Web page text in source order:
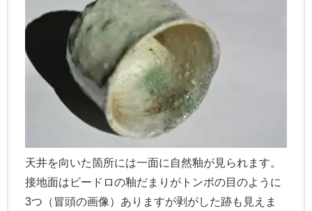
天井を向いた箇所には一面に自然釉が見られます。
接地面はビードロの釉だまりがトンボの目のように
3つ（冒頭の画像）ありますが剥がした跡も見えま